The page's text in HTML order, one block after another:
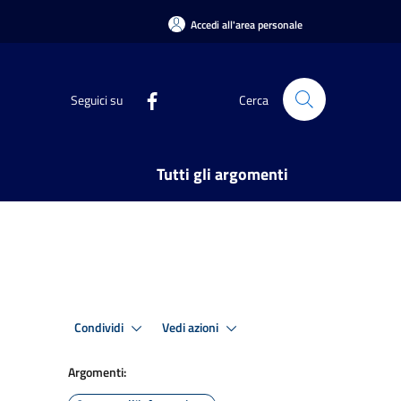
Accedi all'area personale
Seguici su Cerca
Tutti gli argomenti
Condividi Vedi azioni
Argomenti: